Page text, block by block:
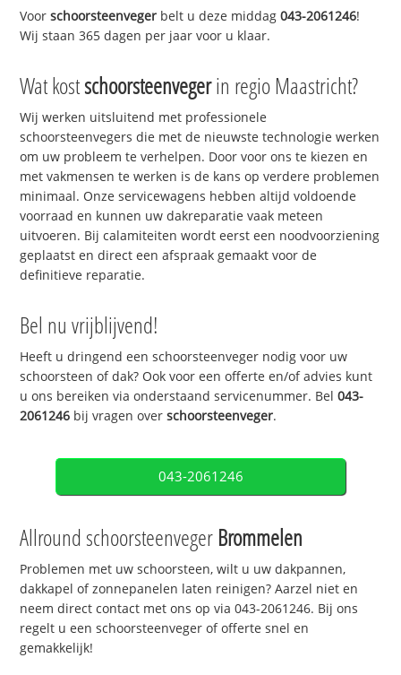
Voorschoorsteenveger belt u deze middag043-2061246!
Wij staan 365 dagen per jaar voor u klaar.
Wat kostschoorsteenvegerin regio Maastricht?
Wij werken uitsluitend met professionele
schoorsteenvegers die met de nieuwste technologie werken
om uw probleem te verhelpen. Door voor ons te kiezen en
met vakmensen te werken is de kans op verdere problemen
minimaal. Onze servicewagens hebben altijd voldoende
voorraad en kunnen uw dakreparatie vaak meteen
uitvoeren. Bij calamiteiten wordt eerst een noodvoorziening
geplaatst en direct een afspraak gemaakt voor de
definitieve reparatie.
Bel nu vrijblijvend!
Heeft u dringend een schoorsteenveger nodig voor uw
schoorsteen of dak? Ook voor een offerte en/of advies kunt
u ons bereiken via onderstaand servicenummer. Bel043-
2061246 bij vragen overschoorsteenveger.
043-2061246
Allround schoorsteenveger Brommelen
Problemen met uw schoorsteen, wilt u uw dakpannen,
dakkapel of zonnepanelen laten reinigen? Aarzel niet en
neem direct contact met ons op via 043-2061246. Bij ons
regelt u een schoorsteenveger of offerte snel en
gemakkelijk!